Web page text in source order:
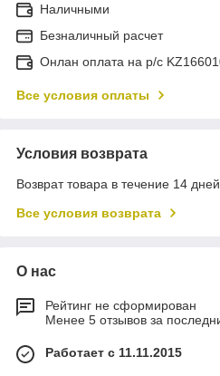
Наличными
Безналичный расчет
Онлан оплата на р/с
Все условия оплаты
Условия возврата
Возврат товара в течение 14
Все условия возврата
О нас
Рейтинг не сформирован
Менее 5 отзывов за
Работает с 11.11.2015